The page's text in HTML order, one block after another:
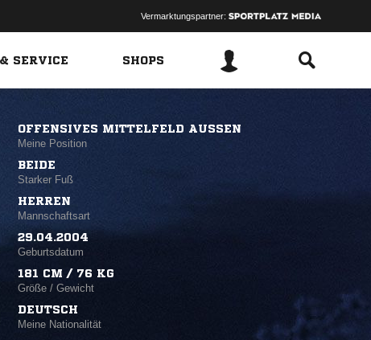
Vermarktungspartner:
SERVICE SHOPS
OFFENSIVES MITTELFELD AUSSEN
Meine Position
BEIDE
Starker Fuß
HERREN
Mannschaftsart
29.04.2004
Geburtsdatum
181 CM / 76 KG
Größe / Gewicht
DEUTSCH
Meine Nationalität